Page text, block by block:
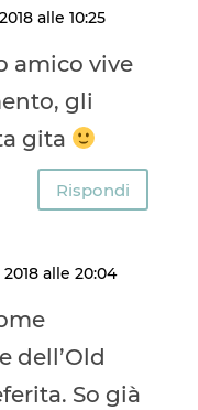
alle 10:25
amico vive
gli
gita
Rispondi
alle 20:04
dell’Old
So già